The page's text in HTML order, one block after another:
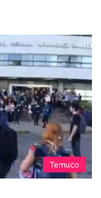
Temuco